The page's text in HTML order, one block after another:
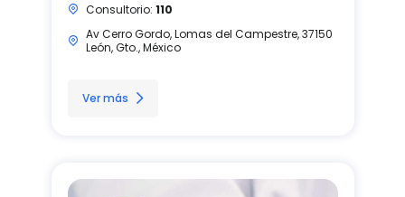
Consultorio: 110
Av Cerro Gordo, Lomas del Campestre, 37150
León, Gto., México
Ver más